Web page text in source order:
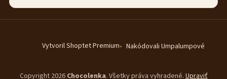
Vytvoril Shoptet Premium Nakódovali Umpalumpové
Copyright 2026 Chocolenka. Všetky práva vyhradené.Upraviť